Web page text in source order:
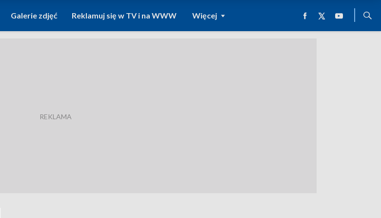
Galerie zdjęć Reklamuj się w TV i na WWW Więcej